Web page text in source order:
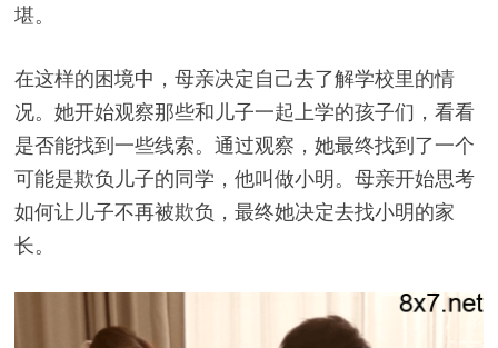
堪。
在这样的困境中，母亲决定自己去了解学校里的情
况。她开始观察那些和儿子一起上学的孩子们，看看
是否能找到一些线索。通过观察，她最终找到了一个
可能是欺负儿子的同学，他叫做小明。母亲开始思考
如何让儿子不再被欺负，最终她决定去找小明的家
长。